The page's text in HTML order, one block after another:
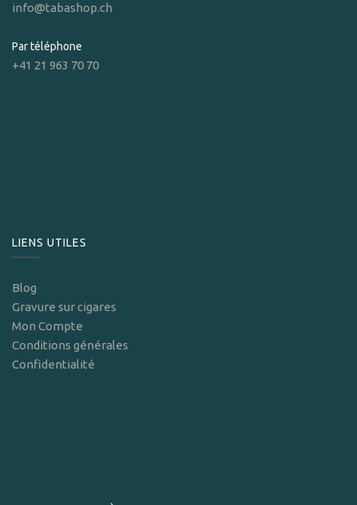
info@tabashop.ch
Par téléphone
+41 21 963 70 70
LIENS UTILES
Blog
Gravure sur cigares
Mon Compte
Conditions générales
Confidentialité